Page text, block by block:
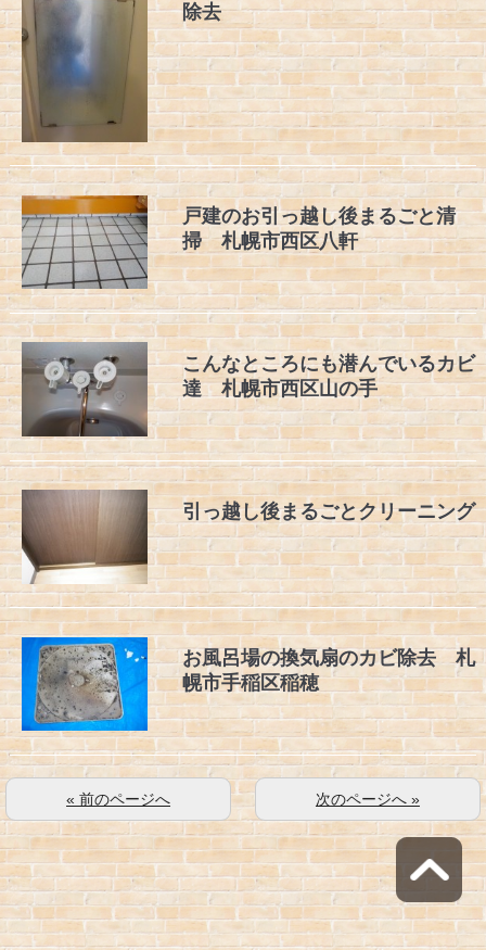
除去
戸建のお引っ越し後まるごと清
掃 札幌市西区八軒
こんなところにも潜んでいるカビ
達 札幌市西区山の手
引っ越し後まるごとクリーニング
お風呂場の換気扇のカビ除去 札
幌市手稲区稲穂
次のページへ »
« 前のページへ